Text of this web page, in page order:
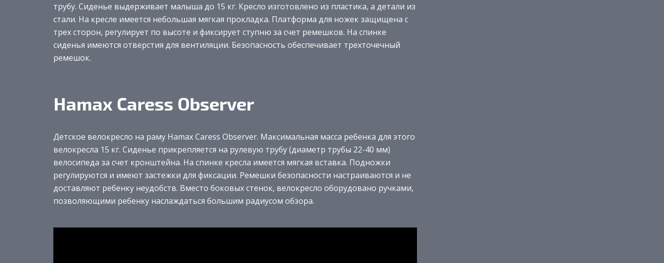
трубу. Сиденье выдерживает малыша до 15 кг. Кресло изготовлено из пластика, а детали из
стали. На кресле имеется небольшая мягкая прокладка. Платформа для ножек защищена с
трех сторон, регулирует по высоте и фиксирует ступню за счет ремешков. На спинке
сиденья имеются отверстия для вентиляции. Безопасность обеспечивает трехточечный
ремешок.
Hamax Caress Observer
Детское велокресло на раму Hamax Caress Observer. Максимальная масса ребенка для этого
велокресла 15 кг. Сиденье прикрепляется на рулевую трубу (диаметр трубы 22-40 мм)
велосипеда за счет кронштейна. На спинке кресла имеется мягкая вставка. Подножки
регулируются и имеют застежки для фиксации. Ремешки безопасности настраиваются и не
доставляют ребенку неудобств. Вместо боковых стенок, велокресло оборудовано ручками,
позволяющими ребенку наслаждаться большим радиусом обзора.